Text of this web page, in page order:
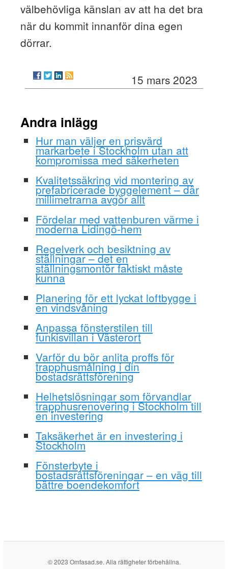
välbehövliga känslan av att ha det bra
när du kommit innanför dina egen
dörrar.
15 mars 2023
Andra inlägg
Hur man väljer en prisvärd
markarbete i Stockholm utan att
kompromissa med säkerheten
Kvalitetssäkring vid montering av
prefabricerade byggelement – där
millimetrarna avgör allt
Fördelar med vattenburen värme i
moderna Lidingö-hem
Regelverk och besiktning av
ställningar – det en
ställningsmontör faktiskt måste
kunna
Planering för ett lyckat loftbygge i
en vindsvåning
Anpassa fönsterstilen till
funkisvillan i Västerort
Varför du bör anlita proffs för
trapphusmålning i din
bostadsrättsförening
Helhetslösningar som förvandlar
trapphusrenovering i Stockholm till
en investering
Taksäkerhet är en investering i
Stockholm
Fönsterbyte i
bostadsrättsföreningar – en väg till
bättre boendekomfort
© 2023 Omfasad.se. Alla rättigheter förbehållna.